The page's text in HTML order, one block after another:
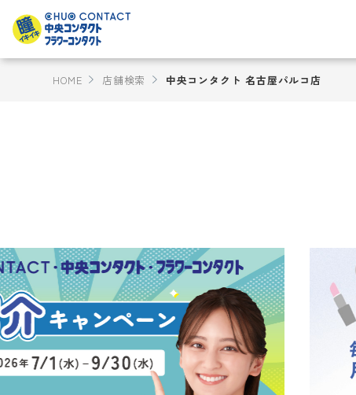
HOME 店舗検索 中央コンタクト 名古屋パルコ店